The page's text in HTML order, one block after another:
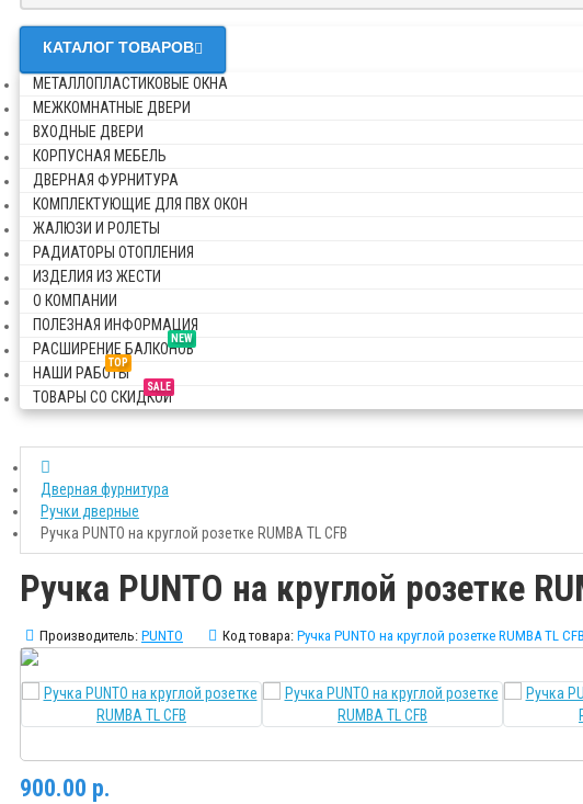
КАТАЛОГ ТОВАРОВ
МЕТАЛЛОПЛАСТИКОВЫЕ ОКНА
МЕЖКОМНАТНЫЕ ДВЕРИ
ВХОДНЫЕ ДВЕРИ
КОРПУСНАЯ МЕБЕЛЬ
ДВЕРНАЯ ФУРНИТУРА
КОМПЛЕКТУЮЩИЕ ДЛЯ ПВХ ОКОН
ЖАЛЮЗИ И РОЛЕТЫ
РАДИАТОРЫ ОТОПЛЕНИЯ
ИЗДЕЛИЯ ИЗ ЖЕСТИ
О КОМПАНИИ
ПОЛЕЗНАЯ ИНФОРМАЦИЯ
NEW
РАСШИРЕНИЕ БАЛКОНОВ
TOP
НАШИ РАБОТЫ
SALE
ТОВАРЫ СО СКИДКОЙ
Дверная фурнитура
Ручки дверные
Ручка PUNTO на круглой розетке RUMBA TL CFB
Ручка PUNTO на круглой розетке
Производитель: PUNTO Код товара: Ручка PUNTO на круглой розетке RUMBA TL CFB
900.00 р.